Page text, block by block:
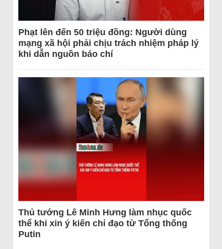
Phạt lên đến 50 triệu đồng: Người dùng
mạng xã hội phải chịu trách nhiệm pháp lý
khi dẫn nguồn báo chí
Thủ tướng Lê Minh Hưng làm nhục quốc
thể khi xin ý kiến chỉ đạo từ Tổng thống
Putin